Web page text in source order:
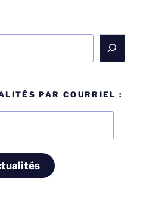
PAR COURRIEL :